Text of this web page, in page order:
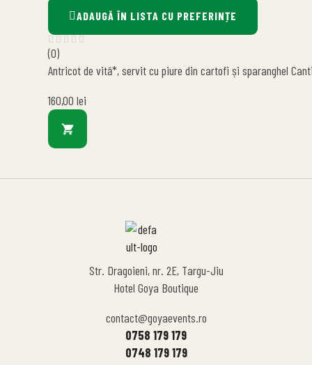
ADAUGĂ ÎN LISTA CU PREFERINȚE
(0)
Antricot de vită*, servit cu piure din cartofi și sparanghel
160,00 lei
Str. Dragoieni, nr. 2E, Targu-Jiu
Hotel Goya Boutique
contact@goyaevents.ro
0758 179 179
0748 179 179